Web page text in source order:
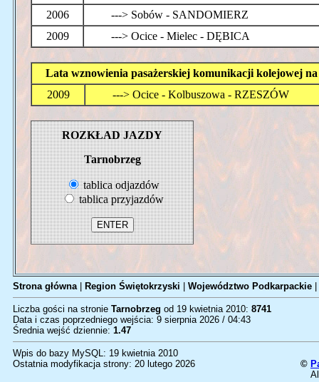
2006
---> Sobów - SANDOMIERZ
2009
---> Ocice - Mielec - DĘBICA
Lata wznowienia pasażerskiej komunikacji kolejowej
2009
---> Ocice - Kolbuszowa - RZESZÓW
ROZKŁAD JAZDY
Tarnobrzeg
tablica odjazdów
tablica przyjazdów
Strona główna| Region Świętokrzyski Województwo Podkarpackie
Liczba gości na stronie Tarnobrzeg od 19 kwietnia 2010: 8741
Data i czas poprzedniego wejścia: 9 sierpnia 2026 / 04:43
Średnia wejść dziennie: 1.47
Wpis do bazy MySQL: 19 kwietnia 2010
Ostatnia modyfikacja strony: 20 lutego 2026
©